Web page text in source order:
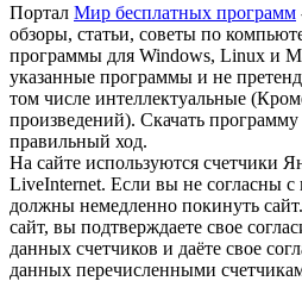
Портал Мир бесплатных программ
обзоры, статьи, советы по
программы для Windows, Linux и
указанные программы и не
том числе интеллектуальные
произведений). Скачать программу
правильный ход.
На сайте используются счетчики
LiveInternet. Если вы не согласны
должны немедленно покинуть
сайт, вы подтверждаете свое
данных счетчиков и даёте свое
данных перечисленными